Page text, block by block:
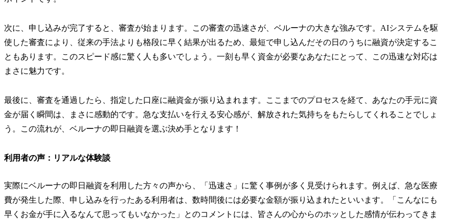
次に、申し込みが完了すると、審査が始まります。この審査の迅速さが、ベルーナの大きな強みです。AIシステムを駆
使した審査により、従来の手法よりも格段に早く結果が出るため、最短で申し込んだその日のうちに融資が決定するこ
ともあります。このスピード感に驚く人も多いでしょう。一刻も早く資金が必要なあなたにとって、この迅速な対応は
まさに魅力です。
最後に、審査を通過したら、指定した口座に融資金が振り込まれます。ここまでのプロセスを経て、あなたの手元に資
金が届く瞬間は、まさに感動的です。急な支払いを行える安心感が、解放された気持ちをもたらしてくれることでしょ
う。この流れが、ベルーナの即日融資を選ぶ決め手となります！
利用者の声：リアルな体験談
実際にベルーナの即日融資を利用した方々の声から、「迅速さ」に驚く事例が多く見受けられます。例えば、急な医療
費が発生した際、申し込みを行ったある利用者は、数時間後には必要な金額が振り込まれたといいます。「こんなにも
早くお金が手に入るなんて思ってもいなかった」とのコメントには、皆さんの心からのホッとした感情が伝わってきま